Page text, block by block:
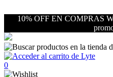
10% OFF EN COMPRAS
0